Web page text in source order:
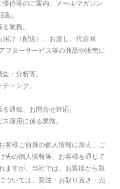
待等のご案内、メールマガジン
動。
業務。
け（配送）、お渡し、代金回
フターサービス等の商品や販売に
・分析等。
ィング。
通知、お問合せ対応。
運用に係る業務。
客様ご自身の個人情報に加え、ご
先の個人情報等、お客様を通じて
ますが、当社では、お客様から取
ついては、受注・お取り置き・売